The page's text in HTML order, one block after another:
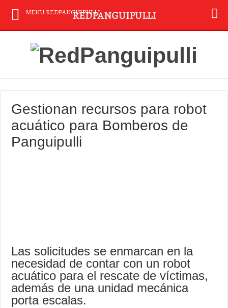
Gestionan recursos para robot
acuático para Bomberos de
Panguipulli
Las solicitudes se enmarcan en la
necesidad de contar con un robot
acuático para el rescate de víctimas,
además de una unidad mecánica
porta escalas.
MENU REDPANGUIPULLIREDPANGUIPULLI